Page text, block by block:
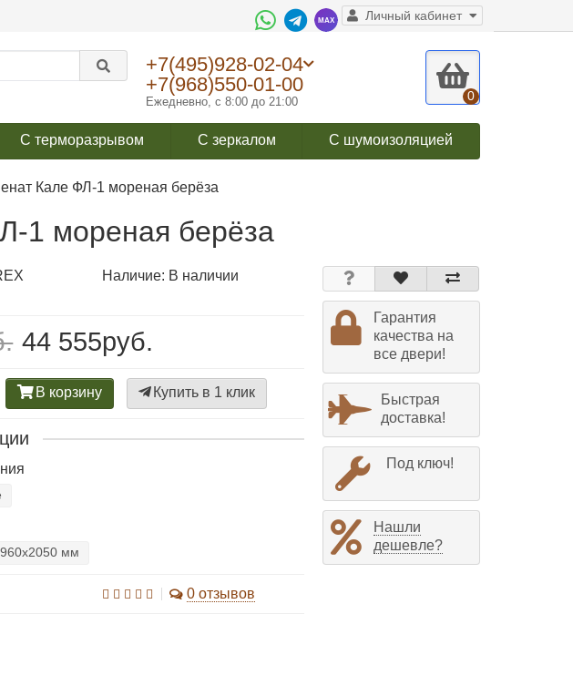
Личный кабинет
+7(495)928-02-04
+7(968)550-01-00
Ежедневно, с 8:00 до 21:00 0
С терморазрывом С зеркалом С шумоизоляцией
Кале ФЛ-1 мореная берёза
1 мореная берёза
Наличие: В наличии
44 555руб.
В корзину Купить в 1 клик
960х2050 мм
0 отзывов
Гарантия
качества на
все двери!
Быстрая
доставка!
Под ключ!
Нашли
дешевле?